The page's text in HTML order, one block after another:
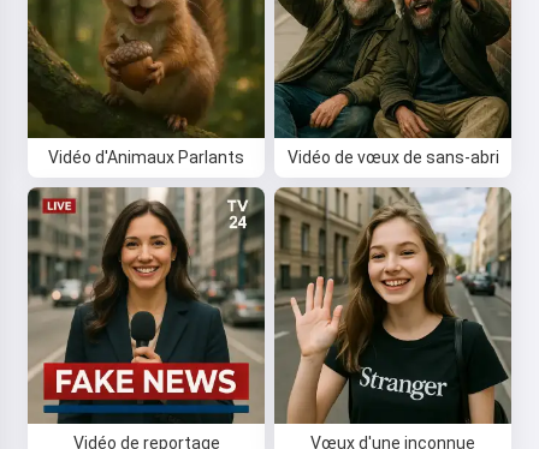
Vidéo d'Animaux Parlants Vidéo de vœux de sans-abri
Vidéo de reportage Vœux d'une inconnue